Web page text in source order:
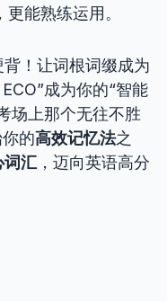
能熟练运用。
！让词根词缀成为
成为你的“智能
场上那个无往不胜
的高效记忆法之
词汇 ，迈向英语高分